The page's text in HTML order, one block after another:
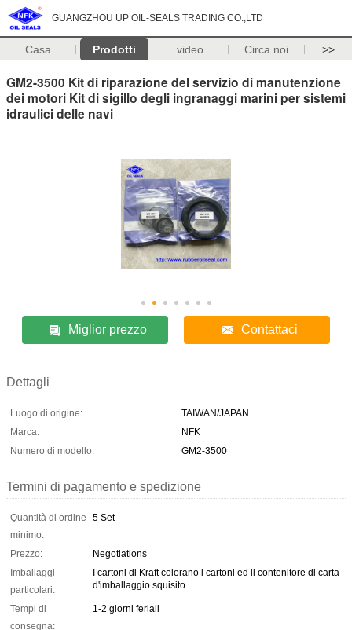
GUANGZHOU UP OIL-SEALS TRADING CO.,LTD
Casa Prodotti video Circa noi >>
GM2-3500 Kit di riparazione del servizio di manutenzione
dei motori Kit di sigillo degli ingranaggi marini per sistemi
idraulici delle navi
Miglior prezzo Contattaci
Dettagli
Luogo di origine:
TAIWAN/JAPAN
Marca:
NFK
Numero di modello:
GM2-3500
Termini di pagamento e spedizione
Quantità di ordine
minimo:
5 Set
Prezzo:
Negotiations
Imballaggi
particolari:
I cartoni di Kraft colorano i cartoni ed il contenitore di carta
d'imballaggio squisito
Tempi di
consegna:
1-2 giorni feriali